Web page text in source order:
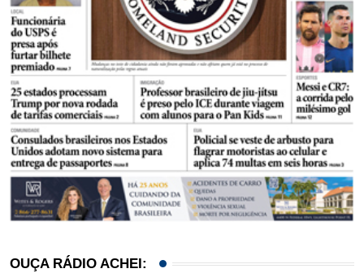
OUÇA RÁDIO ACHEI: